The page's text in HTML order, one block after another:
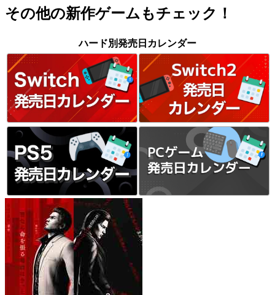
その他の新作ゲームもチェック！
ハード別発売日カレンダー